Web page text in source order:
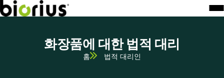
화장품에 대한 법적 대리
홈 법적 대리인